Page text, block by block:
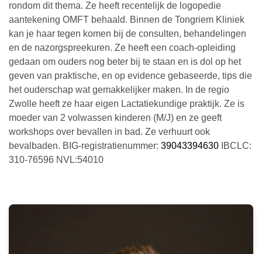
rondom dit thema. Ze heeft recentelijk de logopedie
aantekening OMFT behaald. Binnen de Tongriem Kliniek
kan je haar tegen komen bij de consulten, behandelingen
en de nazorgspreekuren. Ze heeft een coach-opleiding
gedaan om ouders nog beter bij te staan en is dol op het
geven van praktische, en op evidence gebaseerde, tips die
het ouderschap wat gemakkelijker maken. In de regio
Zwolle heeft ze haar eigen Lactatiekundige praktijk. Ze is
moeder van 2 volwassen kinderen (M/J) en ze geeft
workshops over bevallen in bad. Ze verhuurt ook
bevalbaden. BIG-registratienummer: 39043394630 IBCLC:
310-76596 NVL:54010